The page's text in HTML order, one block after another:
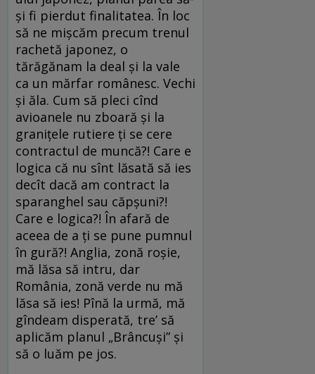
și fi pierdut finalitatea. În loc
să ne mișcăm precum trenul
rachetă japonez, o
tărăgănam la deal și la vale
ca un mărfar românesc. Vechi
și ăla. Cum să pleci cînd
avioanele nu zboară și la
granițele rutiere ți se cere
contractul de muncă?! Care e
logica că nu sînt lăsată să ies
decît dacă am contract la
sparanghel sau căpșuni?!
Care e logica?! În afară de
aceea de a ți se pune pumnul
în gură?! Anglia, zonă roșie,
mă lăsa să intru, dar
România, zonă verde nu mă
lăsa să ies! Pînă la urmă, mă
gîndeam disperată, tre’ să
aplicăm planul „Brâncuși” și
să o luăm pe jos.